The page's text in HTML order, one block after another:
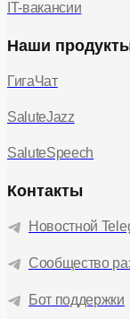
IT-вакансии
Наши
ГигаЧат
SaluteJazz
SaluteSpeech
Контакты
Новостной
Сообщество
Бот поддержки